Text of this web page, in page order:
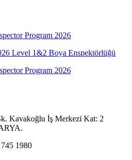
Program 2026
Level 1&2 Boya Enspektörlüğü
Program 2026
Kavakoğlu İş Merkezi Kat: 2
1980